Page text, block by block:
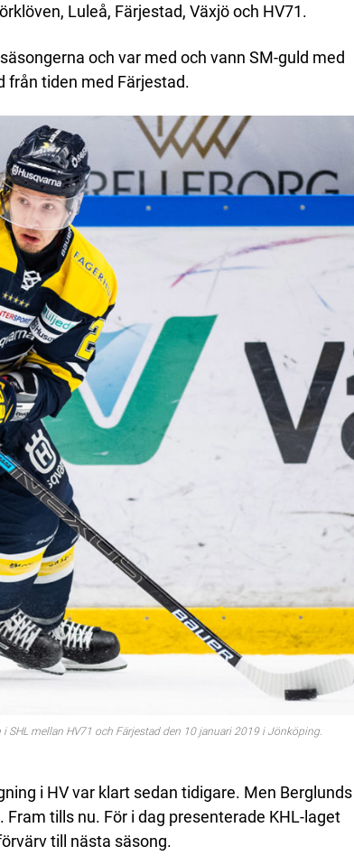
Luleå, Färjestad, Växjö och HV71.
och var med och vann SM-guld med
från tiden med Färjestad.
SHL mellan HV71 och Färjestad den 10 januari 2019 i Jönköping.
i HV var klart sedan tidigare. Men Berglunds
tills nu. För i dag presenterade KHL-laget
till nästa säsong.